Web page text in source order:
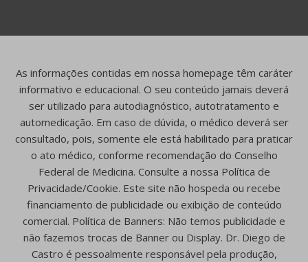
As informações contidas em nossa homepage têm caráter
informativo e educacional. O seu conteúdo jamais deverá
ser utilizado para autodiagnóstico, autotratamento e
automedicação. Em caso de dúvida, o médico deverá ser
consultado, pois, somente ele está habilitado para praticar
o ato médico, conforme recomendação do Conselho
Federal de Medicina. Consulte a nossa Política de
Privacidade/Cookie. Este site não hospeda ou recebe
financiamento de publicidade ou exibição de conteúdo
comercial. Política de Banners: Não temos publicidade e
não fazemos trocas de Banner ou Display. Dr. Diego de
Castro é pessoalmente responsável pela produção,